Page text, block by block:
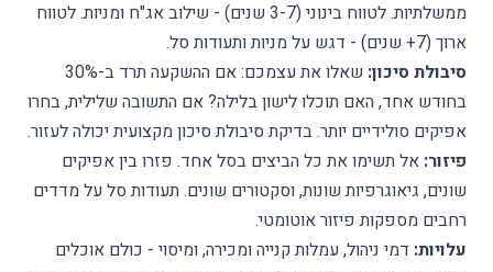
ממשלתיות. לטווח בינוני (3-7 שנים) - שילוב אג"ח ומניות. לטווח
ארוך (7+ שנים) - דגש על מניות ותעודות סל.
סיבולת סיכון:
שאלו את עצמכם: אם ההשקעה תרד ב-30%
בחודש אחד, האם תוכלו לישון בלילה? אם התשובה שלילית, בחרו
אפיקים סולידיים יותר. בדיקת סיבולת סיכון מקצועית יכולה לעזור.
פיזור: אל תשימו את כל הביצים בסל אחד. פזרו בין אפיקים
שונים, גיאוגרפיות שונות, וסקטורים שונים. תעודות סל על מדדים
רחבים מספקות פיזור אוטומטי.
עלויות: דמי ניהול, עמלות קנייה ומכירה, ומיסוי - כולם אוכלים